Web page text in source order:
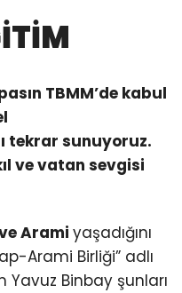
TBMM’de kabul
tekrar sunuyoruz.
ve vatan sevgisi
Arami yaşadığını
Arami Birliği” adlı
Binbay şunları